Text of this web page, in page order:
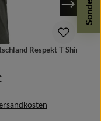
Respekt T Shirt